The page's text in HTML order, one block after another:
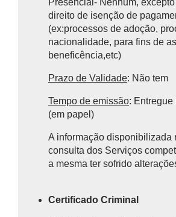
Presencial- Nenhum,
direito de isenção de
(ex:processos de adoção,
nacionalidade, para fins de
beneficência,etc)
Prazo de Validade: Não tem
Tempo de emissão: Entregue
(em papel)
A informação disponibilizada
consulta dos Serviços
a mesma ter sofrido
Certificado Criminal